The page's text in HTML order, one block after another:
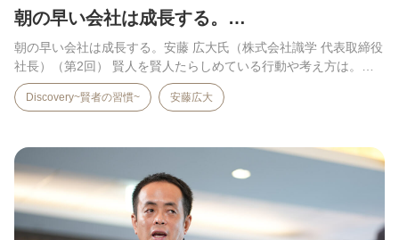
朝の早い会社は成長する。…
朝の早い会社は成長する。安藤 広大氏（株式会社識学 代表取締役
社長）（第2回） 賢人を賢人たらしめている行動や考え方は。…
Discovery~賢者の習慣~ 安藤広大